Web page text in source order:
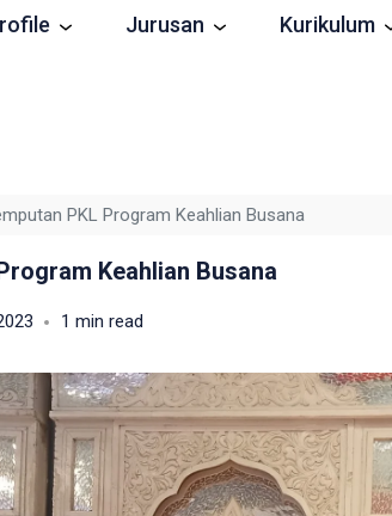
Jurusan Kurikulum
PKL Program Keahlian Busana
Keahlian Busana
1 min read